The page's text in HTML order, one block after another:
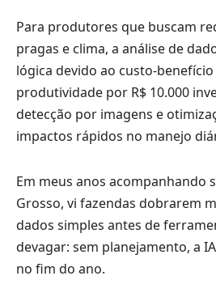
Para produtores que buscam
pragas e clima, a análise de
lógica devido ao custo-benefício
produtividade por R$ 10.000
detecção por imagens e
impactos rápidos no manejo
Em meus anos acompanhando
Grosso, vi fazendas dobrarem
dados simples antes de
devagar: sem planejamento, a
no fim do ano.